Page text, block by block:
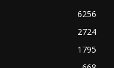
6256
2724
1795